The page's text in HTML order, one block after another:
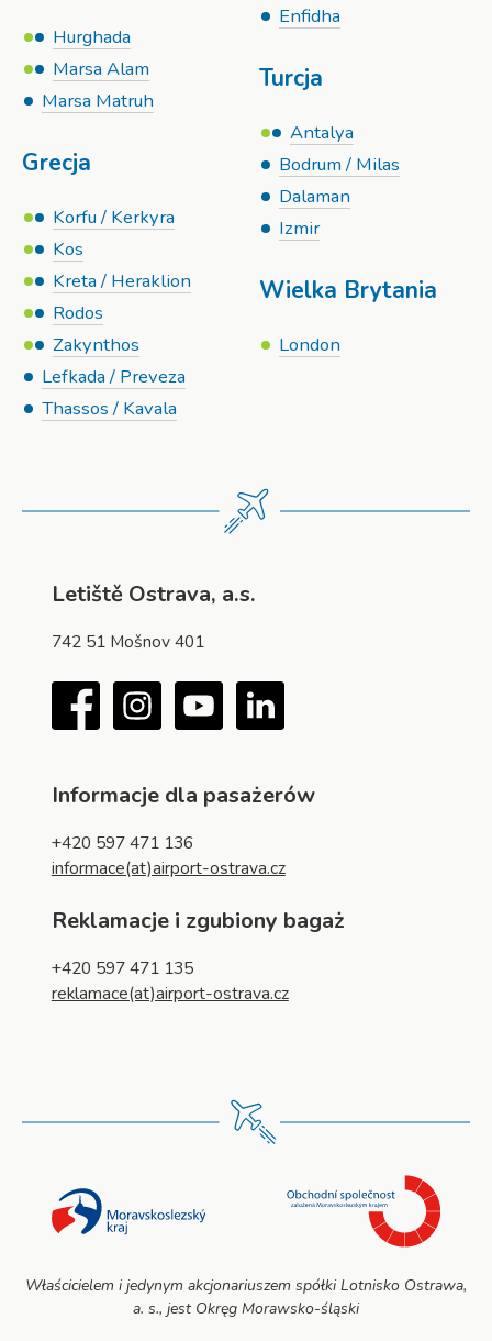
Hurghada
Marsa Alam
Marsa Matruh
Grecja
Korfu / Kerkyra
Kos
Kreta / Heraklion
Rodos
Zakynthos
Lefkada / Preveza
Thassos / Kavala
Enfidha
Turcja
Antalya
Bodrum / Milas
Dalaman
Izmir
Wielka Brytania
London
Letiště Ostrava, a.s.
742 51 Mošnov 401
Facebook Instagram YouTube
Informacje dla pasażerów
+420 597 471 136
informace(at)airport-ostrava.cz
Reklamacje i zgubiony bagaż
+420 597 471 135
reklamace(at)airport-ostrava.cz
Właścicielem i jedynym akcjonariuszem spółki Lotnisko Ostrawa,
a. s., jest Okręg Morawsko-śląski